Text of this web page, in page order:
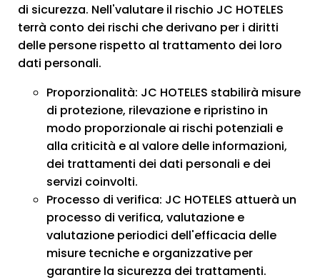
di sicurezza. Nell'valutare il rischio JC HOTELES
terrà conto dei rischi che derivano per i diritti
delle persone rispetto al trattamento dei loro
dati personali.
Proporzionalità: JC HOTELES stabilirà misure
di protezione, rilevazione e ripristino in
modo proporzionale ai rischi potenziali e
alla criticità e al valore delle informazioni,
dei trattamenti dei dati personali e dei
servizi coinvolti.
Processo di verifica: JC HOTELES attuerà un
processo di verifica, valutazione e
valutazione periodici dell'efficacia delle
misure tecniche e organizzative per
garantire la sicurezza dei trattamenti.